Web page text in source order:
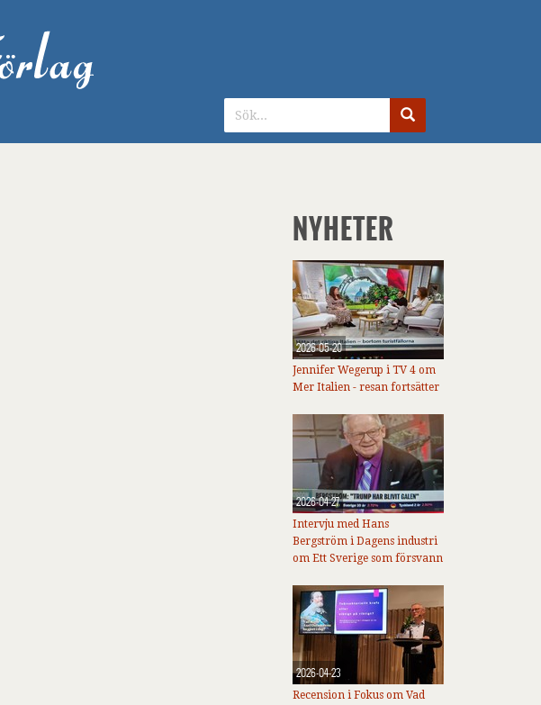
NYHETER
2026-05-20
Jennifer Wegerup i TV 4 om
Mer Italien - resan fortsätter
2026-04-27
Intervju med Hans
Bergström i Dagens industri
om Ett Sverige som försvann
2026-04-23
Recension i Fokus om Vad